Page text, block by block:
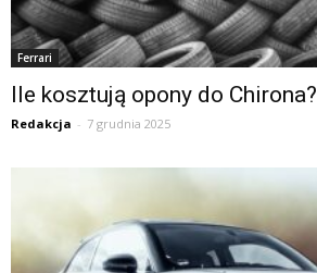
Ferrari
Ile kosztują opony do Chirona?
Redakcja - 7 grudnia 2025